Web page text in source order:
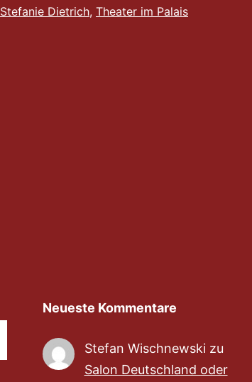
Stefanie Dietrich, Theater im Palais
Neueste Kommentare
Stefan Wischnewski zu
Salon Deutschland oder